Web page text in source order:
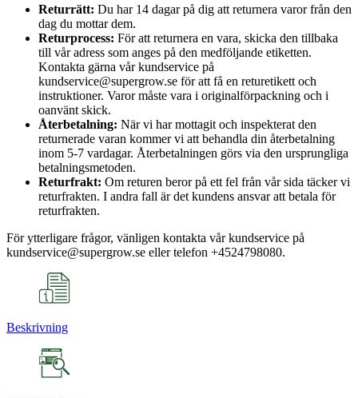
Returrätt: Du har 14 dagar på dig att returnera varor från den
dag du mottar dem.
Returprocess: För att returnera en vara, skicka den tillbaka
till vår adress som anges på den medföljande etiketten.
Kontakta gärna vår kundservice på
kundservice@supergrow.se för att få en returetikett och
instruktioner. Varor måste vara i originalförpackning och i
oanvänt skick.
Återbetalning: När vi har mottagit och inspekterat den
returnerade varan kommer vi att behandla din återbetalning
inom 5-7 vardagar. Återbetalningen görs via den ursprungliga
betalningsmetoden.
Returfrakt: Om returen beror på ett fel från vår sida täcker vi
returfrakten. I andra fall är det kundens ansvar att betala för
returfrakten.
För ytterligare frågor, vänligen kontakta vår kundservice på
kundservice@supergrow.se eller telefon +4524798080.
Beskrivning